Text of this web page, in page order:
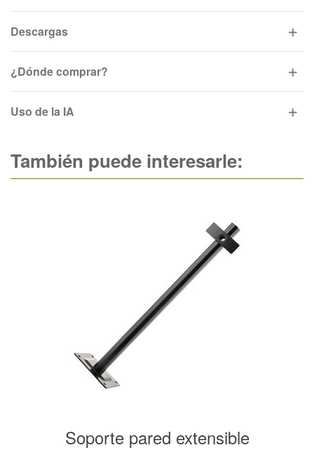
Descargas
¿Dónde comprar?
Uso de la IA
También puede interesarle:
Soporte pared extensible